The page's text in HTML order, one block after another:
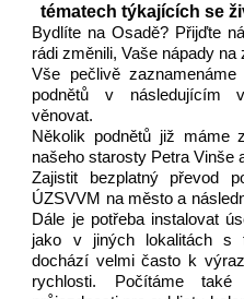
tématech týkajících se
Bydlíte na Osadě? Přijďte
rádi změnili, Vaše nápady
Vše pečlivě
podnětů v následujícím
věnovat.
Několik podnětů již máme
našeho starosty Petra Vinše
Zajistit bezplatný převod
ÚZSVVM na město a
Dále je potřeba instalovat
jako v jiných lokalitách s
dochází velmi často k
rychlosti. Počítáme